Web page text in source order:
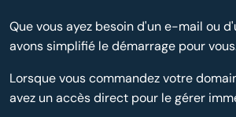
Que vous ayez besoin d'un e-mail ou
avons simplifié le démarrage pour
Lorsque vous commandez votre
avez un accès direct pour le gérer